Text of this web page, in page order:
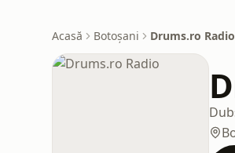
Acasă Botoșani Drums.ro Radio